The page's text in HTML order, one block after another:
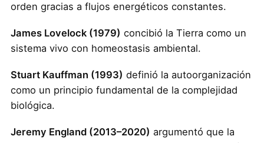
orden gracias a flujos energéticos constantes.
James Lovelock (1979) concibió la Tierra como un
sistema vivo con homeostasis ambiental.
Stuart Kauffman (1993) definió la autoorganización
como un principio fundamental de la complejidad
biológica.
Jeremy England (2013–2020) argumentó que la